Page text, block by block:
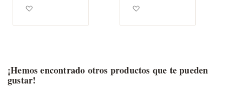
¡Hemos encontrado otros productos que te pueden
gustar!